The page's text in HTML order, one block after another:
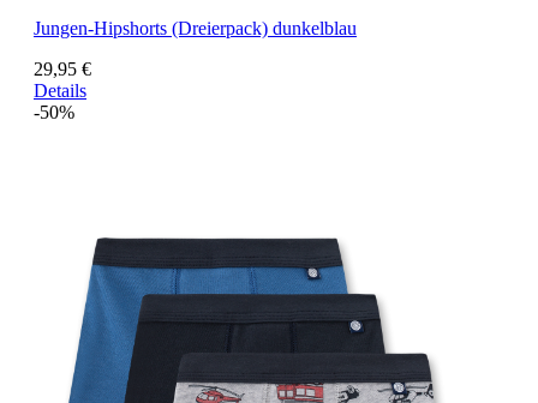
Jungen-Hipshorts (Dreierpack) dunkelblau
29,95 €
Details
-50%